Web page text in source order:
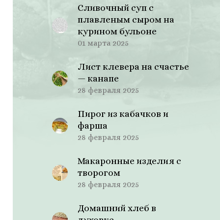
Сливочный суп с
плавленым сыром на
курином бульоне
01 марта 2025
Лист клевера на счастье
— канапе
28 февраля 2025
Пирог из кабачков и
фарша
28 февраля 2025
Макаронные изделия с
творогом
28 февраля 2025
Домашний хлеб в